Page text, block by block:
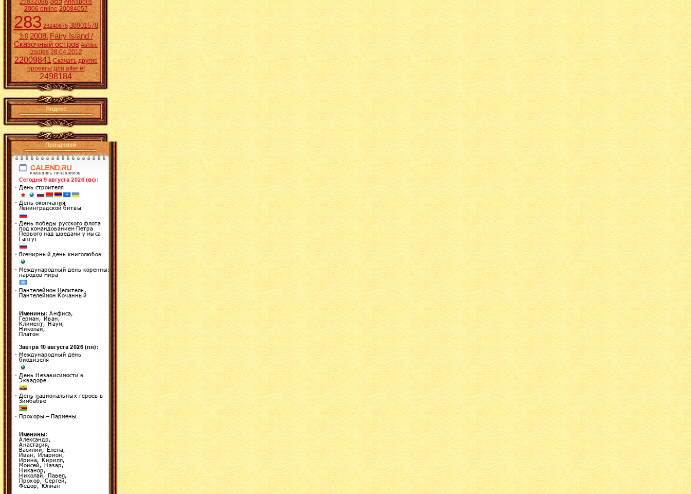
25832086
Annapolis
2006 online 20084057
283 23240676 38901578
3:0 2008. Fairy Island /
Сказочный остров Ashlee
izsoles 28.04.2012
22009841 Скачать другие
проекты для after ef
2498184
Яндекс
Праздники